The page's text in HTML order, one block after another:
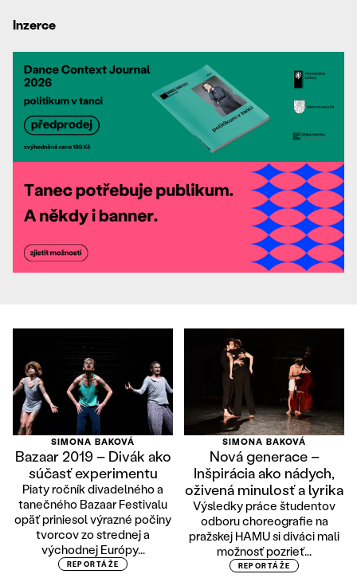
Inzerce
SIMONA BAKOVÁ
Bazaar 2019 – Divák ako
súčasť experimentu
Piaty ročník divadelného a
tanečného Bazaar Festivalu
opäť priniesol výrazné počiny
tvorcov zo strednej a
východnej Európy...
REPORTÁŽE
SIMONA BAKOVÁ
Nová generace –
Inšpirácia ako nádych,
oživená minulosť a lyrika
Výsledky práce študentov
odboru choreografie na
pražskej HAMU si diváci mali
možnosť pozrieť...
REPORTÁŽE